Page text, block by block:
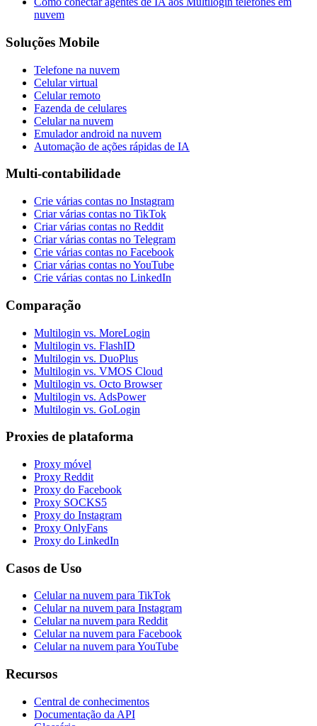
nuvem
Soluções Mobile
Telefone na nuvem
Celular virtual
Celular remoto
Fazenda de celulares
Celular na nuvem
Emulador android na nuvem
Automação de ações rápidas de IA
Multi-contabilidade
Crie várias contas no Instagram
Criar várias contas no TikTok
Criar várias contas no Reddit
Criar várias contas no Telegram
Crie várias contas no Facebook
Criar várias contas no YouTube
Crie várias contas no LinkedIn
Comparação
Multilogin vs. MoreLogin
Multilogin vs. FlashID
Multilogin vs. DuoPlus
Multilogin vs. VMOS Cloud
Multilogin vs. Octo Browser
Multilogin vs. AdsPower
Multilogin vs. GoLogin
Proxies de plataforma
Proxy móvel
Proxy Reddit
Proxy do Facebook
Proxy SOCKS5
Proxy do Instagram
Proxy OnlyFans
Proxy do LinkedIn
Casos de Uso
Celular na nuvem para TikTok
Celular na nuvem para Instagram
Celular na nuvem para Reddit
Celular na nuvem para Facebook
Celular na nuvem para YouTube
Recursos
Central de conhecimentos
Documentação da API